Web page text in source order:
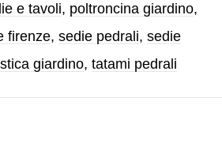
e tavoli, poltroncina giardino,
firenze, sedie pedrali, sedie
giardino, tatami pedrali